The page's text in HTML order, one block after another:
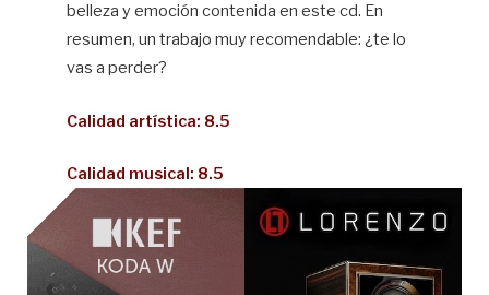
belleza y emoción contenida en este cd. En
resumen, un trabajo muy recomendable: ¿te lo
vas a perder?
Calidad artística: 8.5
Calidad musical: 8.5